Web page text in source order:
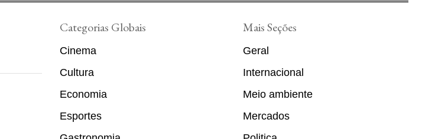
Categorias Globais
Cinema
Cultura
Economia
Esportes
Mais Seções
Geral
Internacional
Meio ambiente
Mercados